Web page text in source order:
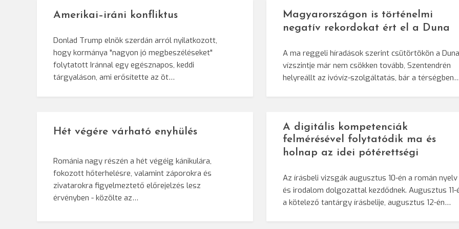
Amerikai–iráni konfliktus
Donlad Trump elnök szerdán arról nyilatkozott,
hogy kormánya "nagyon jó megbeszéléseket"
folytatott Iránnal egy egésznapos, keddi
tárgyaláson, ami erősítette az öt…
Magyarországon is történelmi
negatív rekordokat ért el a Duna
A ma reggeli híradások szerint csütörtökön a Duna
vízszintje már nem csökken tovább, Szentendrén
helyreállt az ivóvíz-szolgáltatás, bár a térségben…
Hét végére várható enyhülés
Románia nagy részén a hét végéig kánikulára,
fokozott hőterhelésre, valamint záporokra és
zivatarokra figyelmeztető előrejelzés lesz
érvényben - közölte az…
A digitális kompetenciák
felmérésével folytatódik ma és
holnap az idei pótérettségi
Az írásbeli vizsgák augusztus 10-én a román nyelv
és irodalom dolgozattal kezdődnek. Augusztus 11-
a kötelező tantárgy írásbelije, augusztus 12-én…